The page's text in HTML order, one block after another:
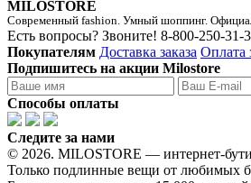
MILOSTORE
Современный fashion. Умный шоппинг.
Есть вопросы? Звоните! 8-800-250-31-
Покупателям Доставка заказа Оплата
Подпишитесь на акции Milostore
Способы оплаты
Следите за нами
© 2026. MILOSTORE — интернет-
Только подлинные вещи от любимых